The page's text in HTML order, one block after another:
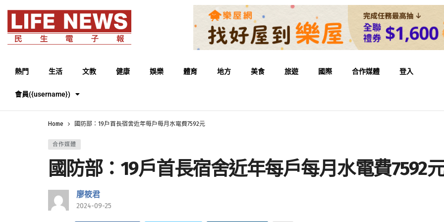
熱門 生活 文教 健康 娛樂 體育 地方 美食 旅遊 國際 合作媒體 登入
會員({username})
Home 國防部：19戶首長宿舍近年每戶每月水電費7592元
合作媒體
國防部：19戶首長宿舍近年每戶每月水電費7592
廖筱君
2024-09-25